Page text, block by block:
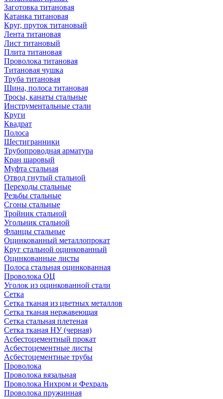
Заготовка титановая
Катанка титановая
Круг, пруток титановый
Лента титановая
Лист титановый
Плита титановая
Проволока титановая
Титановая чушка
Труба титановая
Шина, полоса титановая
Тросы, канаты стальные
Инструментальные стали
Круги
Квадрат
Полоса
Шестигранники
Трубопроводная арматура
Кран шаровый
Муфта стальная
Отвод гнутый стальной
Переходы стальные
Резьбы стальные
Сгоны стальные
Тройник стальной
Угольник стальной
Фланцы стальные
Оцинкованный металлопрокат
Круг стальной оцинкованный
Оцинкованные листы
Полоса стальная оцинкованная
Проволока ОЦ
Уголок из оцинкованной стали
Сетка
Сетка тканая из цветных металлов
Сетка тканая нержавеющая
Сетка стальная плетеная
Сетка тканая НУ (черная)
Асбестоцементный прокат
Асбестоцементные листы
Асбестоцементные трубы
Проволока
Проволока вязальная
Проволока Нихром и Фехраль
Проволока пружинная